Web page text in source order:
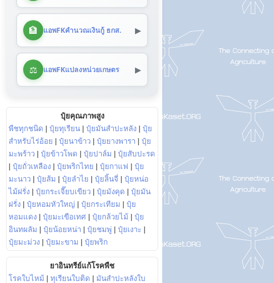
🏦 แอพFKคำนวณเงินกู้ ธกส. ▶
⚖️ แอพFKแปลงหน่วยเกษตร ▶
ปุ๋ยคุณภาพสูง
พืชทุกชนิด | ปุ๋ยทุเรียน | ปุ๋ยมันสำปะหลัง | ปุ๋ย
สำหรับไร่อ้อย | ปุ๋ยนาข้าว | ปุ๋ยยางพารา | ปุ๋ย
มะพร้าว | ปุ๋ยข้าวโพด | ปุ๋ยปาล์ม | ปุ๋ยสับปะรด
| ปุ๋ยถั่วเหลือง | ปุ๋ยพริกไทย | ปุ๋ยกาแฟ | ปุ๋ย
มะนาว | ปุ๋ยส้ม | ปุ๋ยลำไย | ปุ๋ยลิ้นจี่ | ปุ๋ยหน่อ
ไม้ฝรั่ง | ปุ๋ยกระเจี๊ยบเขียว | ปุ๋ยมังคุด | ปุ๋ยมัน
ฝรั่ง | ปุ๋ยหอมหัวใหญ่ | ปุ๋ยกระเทียม | ปุ๋ย
หอมแดง | ปุ๋ยมะเขือเทศ | ปุ๋ยกล้วยไม้ | ปุ๋ย
อินทผลัม | ปุ๋ยน้อยหน่า | ปุ๋ยชมพู่ | ปุ๋ยเงาะ |
ปุ๋ยมะม่วง | ปุ๋ยมะขาม | ปุ๋ยพริก
ยาอินทรีย์แก้โรคพืช
โรคใบไหม้ | ทุเรียนใบติด | มันสำปะหลังใบ